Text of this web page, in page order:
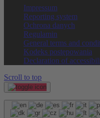
Impressum
Reporting system
Ochrona danych
Regulamin
General terms and
Kodeks postępowania
Declaration of
Scroll to top